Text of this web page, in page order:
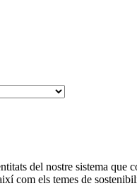
del nostre sistema
com els temes de